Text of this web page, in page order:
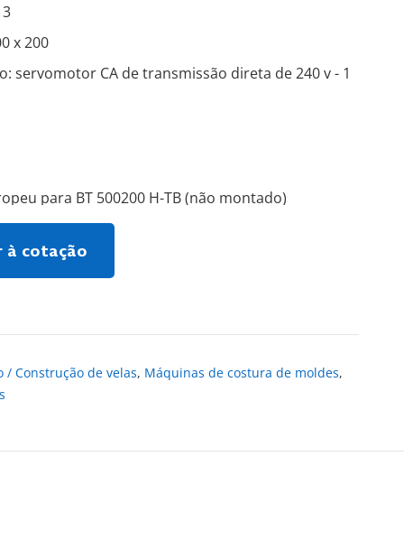
x 200
servomotor CA de transmissão direta de 240 v - 1
para BT 500200 H-TB (não montado)
à cotação
/ Construção de velas, Máquinas de costura de moldes,